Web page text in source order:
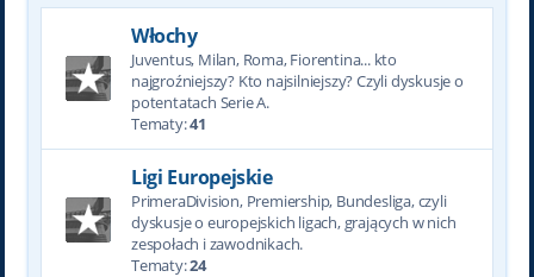
Włochy
Juventus, Milan, Roma, Fiorentina... kto
najgroźniejszy? Kto najsilniejszy? Czyli dyskusje o
potentatach Serie A.
Tematy:41
Ligi Europejskie
PrimeraDivision, Premiership, Bundesliga, czyli
dyskusje o europejskich ligach, grających w nich
zespołach i zawodnikach.
Tematy:24